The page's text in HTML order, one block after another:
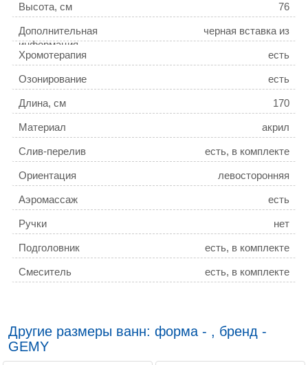
Высота, см 76
Дополнительная
информация
черная вставка из
натурального мрамора
Хромотерапия
есть
Озонирование есть
Длина, см 170
Материал акрил
Слив-перелив есть, в комплекте
Ориентация левосторонняя
Аэромассаж есть
Ручки нет
Подголовник есть, в комплекте
Смеситель есть, в комплекте
Антискользящее покрытие
Другие размеры ванн: форма - , бренд -
GEMY